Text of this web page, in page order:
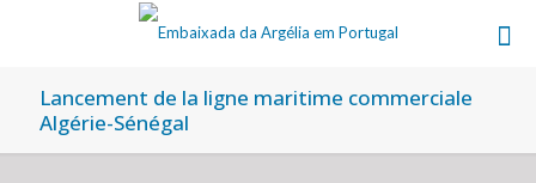
Lancement de la ligne maritime commerciale
Algérie-Sénégal